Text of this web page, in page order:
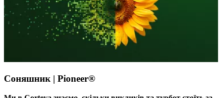
Соняшник | Pioneer®